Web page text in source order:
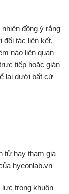
đồng ý rằng
đối tác liên kết,
nào liên quan
tiếp hoặc gián
lại dưới bất cứ
tử hay tham gia
hyeonlab.vn
lực trong khuôn